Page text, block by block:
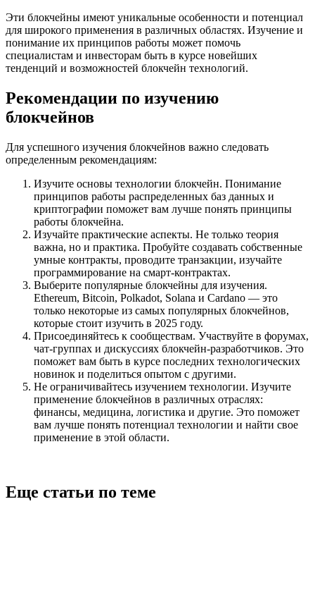
Эти блокчейны имеют уникальные особенности и потенциал
для широкого применения в различных областях. Изучение и
понимание их принципов работы может помочь
специалистам и инвесторам быть в курсе новейших
тенденций и возможностей блокчейн технологий.
Рекомендации по изучению
блокчейнов
Для успешного изучения блокчейнов важно следовать
определенным рекомендациям:
Изучите основы технологии блокчейн. Понимание
принципов работы распределенных баз данных и
криптографии поможет вам лучше понять принципы
работы блокчейна.
Изучайте практические аспекты. Не только теория
важна, но и практика. Пробуйте создавать собственные
умные контракты, проводите транзакции, изучайте
программирование на смарт-контрактах.
Выберите популярные блокчейны для изучения.
Ethereum, Bitcoin, Polkadot, Solana и Cardano — это
только некоторые из самых популярных блокчейнов,
которые стоит изучить в 2025 году.
Присоединяйтесь к сообществам. Участвуйте в форумах,
чат-группах и дискуссиях блокчейн-разработчиков. Это
поможет вам быть в курсе последних технологических
новинок и поделиться опытом с другими.
Не ограничивайтесь изучением технологии. Изучите
применение блокчейнов в различных отраслях:
финансы, медицина, логистика и другие. Это поможет
вам лучше понять потенциал технологии и найти свое
применение в этой области.
Еще статьи по теме